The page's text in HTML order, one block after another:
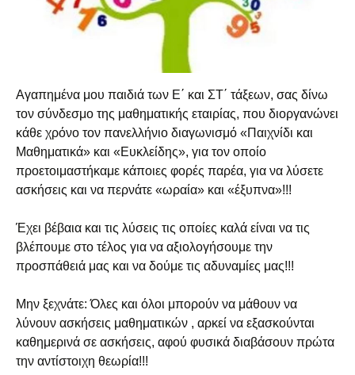
Αγαπημένα μου παιδιά των Ε΄ και ΣΤ΄ τάξεων, σας δίνω
τον σύνδεσμο της μαθηματικής εταιρίας, που διοργανώνει
κάθε χρόνο τον πανελλήνιο διαγωνισμό «Παιχνίδι και
Μαθηματικά» και «Ευκλείδης», για τον οποίο
προετοιμαστήκαμε κάποιες φορές παρέα, για να λύσετε
ασκήσεις και να περνάτε «ωραία» και «έξυπνα»!!!
Έχει βέβαια και τις λύσεις τις οποίες καλά είναι να τις
βλέπουμε στο τέλος για να αξιολογήσουμε την
προσπάθειά μας και να δούμε τις αδυναμίες μας!!!
Μην ξεχνάτε: Όλες και όλοι μπορούν να μάθουν να
λύνουν ασκήσεις μαθηματικών , αρκεί να εξασκούνται
καθημερινά σε ασκήσεις, αφού φυσικά διαβάσουν πρώτα
την αντίστοιχη θεωρία!!!